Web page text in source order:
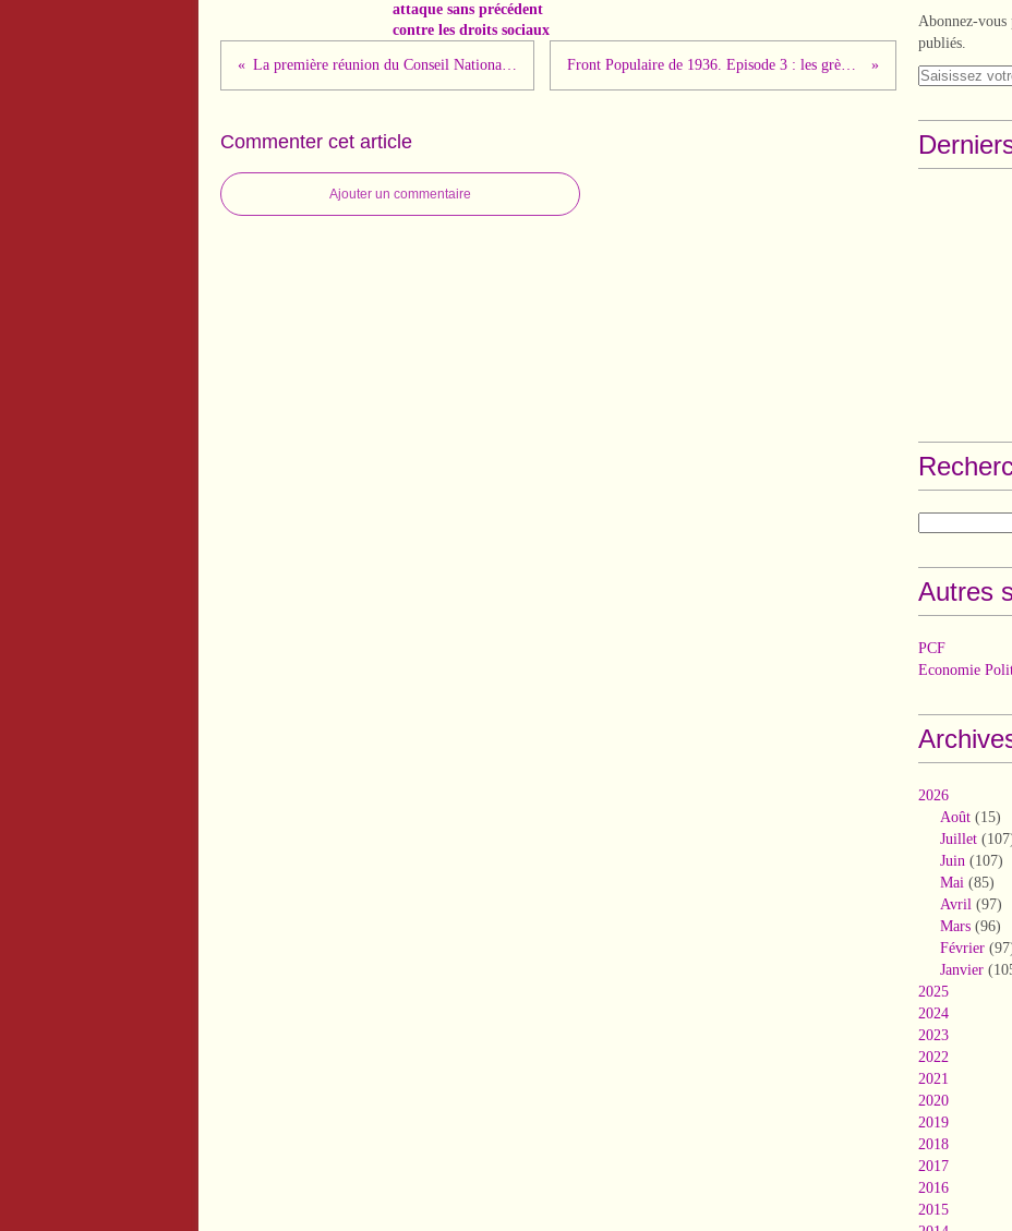
attaque sans précédent
contre les droits sociaux
La première réunion du Conseil National de la Résistance présidée par Jean Moulin... Front Populaire de 1936. Episode 3 : les grèves, les occupations d'usines et la victoire au bout !
Commenter cet article
Ajouter un commentaire
Abonnez-vous
publiés.
Autres
PCF
Economie
2026
Août (15)
Juillet
Juin (107)
Mai (85)
Avril (97)
Mars (96)
Février
Janvier
2025
2024
2023
2022
2021
2020
2019
2018
2017
2016
2015